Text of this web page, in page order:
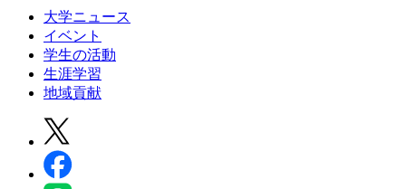
大学ニュース
イベント
学生の活動
生涯学習
地域貢献